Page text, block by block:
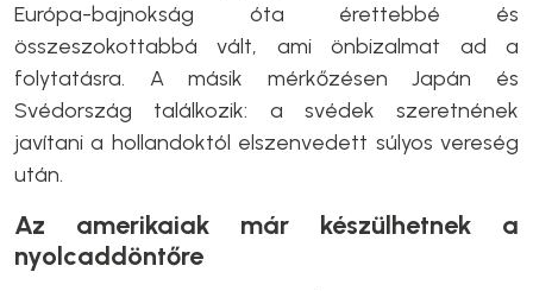
Európa-bajnokság óta érettebbé és
összeszokottabbá vált, ami önbizalmat ad a
folytatásra. A másik mérkőzésen Japán és
Svédország találkozik: a svédek szeretnének
javítani a hollandoktól elszenvedett súlyos vereség
után.
Az amerikaiak már készülhetnek a
nyolcaddöntőre